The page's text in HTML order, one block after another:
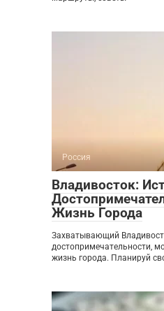
Россия
Владивосток:
Жизнь Города
Захватывающий
достопримечательности,
жизнь города. Планируй